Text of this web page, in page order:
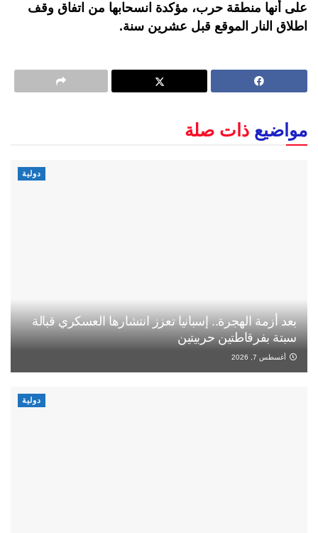
على أنها منطقة حرب، مؤكدة انسحابها من اتفاق وقف
اطلاق النار الموقع قبل عشرين سنة.
مواضيع ذات صلة
دولية
بعد أزمة الهجرة.. إسبانيا تعزز انتشارها العسكري قبالة
سبتة بفرقاطتين حربيتين
أغسطس 7, 2026
دولية